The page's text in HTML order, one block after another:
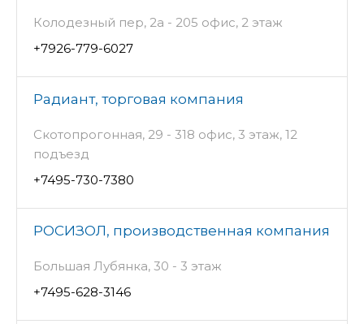
Колодезный пер, 2а - 205 офис, 2 этаж
+7926-779-6027
Радиант, торговая компания
Скотопрогонная, 29 - 318 офис, 3 этаж, 12
подъезд
+7495-730-7380
РОСИЗОЛ, производственная компания
Большая Лубянка, 30 - 3 этаж
+7495-628-3146